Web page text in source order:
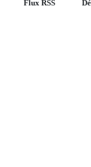
Flux RSS